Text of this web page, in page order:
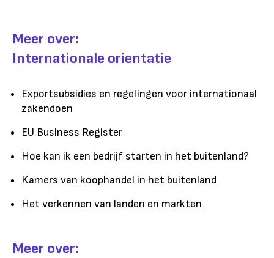
Meer over:
Internationale orientatie
Exportsubsidies en regelingen voor internationaal
zakendoen
EU Business Register
Hoe kan ik een bedrijf starten in het buitenland?
Kamers van koophandel in het buitenland
Het verkennen van landen en markten
Meer over: